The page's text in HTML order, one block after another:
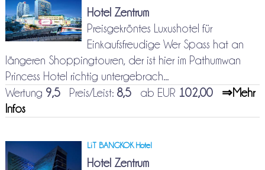
Hotel Zentrum
Preisgekröntes Luxushotel für
Einkaufsfreudige Wer Spass hat an
längeren Shoppingtouren, der ist hier im Pathumwan
Princess Hotel richtig untergebrach...
Wertung 9,5Preis/Leist: 8,5ab EUR 102,00
⇒Mehr
Infos
LiT BANGKOK Hotel
Hotel Zentrum